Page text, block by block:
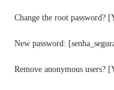
Change the root password?
New password:
Remove anonymous users?